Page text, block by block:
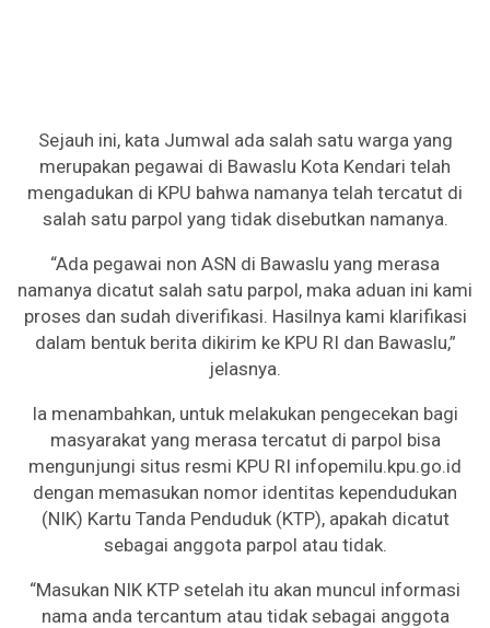
Sejauh ini, kata Jumwal ada salah satu warga yang
merupakan pegawai di Bawaslu Kota Kendari telah
mengadukan di KPU bahwa namanya telah tercatut di
salah satu parpol yang tidak disebutkan namanya.
“Ada pegawai non ASN di Bawaslu yang merasa
namanya dicatut salah satu parpol, maka aduan ini kami
proses dan sudah diverifikasi. Hasilnya kami klarifikasi
dalam bentuk berita dikirim ke KPU RI dan Bawaslu,”
jelasnya.
Ia menambahkan, untuk melakukan pengecekan bagi
masyarakat yang merasa tercatut di parpol bisa
mengunjungi situs resmi KPU RI infopemilu.kpu.go.id
dengan memasukan nomor identitas kependudukan
(NIK) Kartu Tanda Penduduk (KTP), apakah dicatut
sebagai anggota parpol atau tidak.
“Masukan NIK KTP setelah itu akan muncul informasi
nama anda tercantum atau tidak sebagai anggota